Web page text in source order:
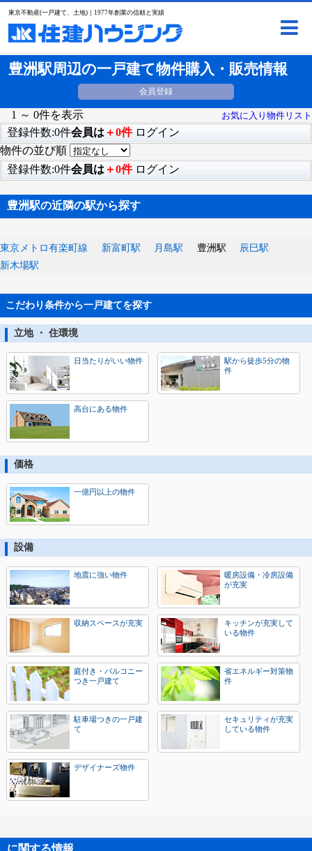
東京不動産(一戸建て、土地)｜1977年創業の信頼と実績
豊洲駅周辺の一戸建て物件購入・販売情報
会員登録
1 ～ 0件を表示 お気に入り物件リスト
登録件数:0件会員は ＋0件 ログイン
物件の並び順
登録件数:0件会員は ＋0件 ログイン
豊洲駅の近隣の駅から探す
東京メトロ有楽町線 新富町駅 月島駅 豊洲駅
辰巳駅
新木場駅
こだわり条件から一戸建てを探す
立地 ・ 住環境
日当たりがいい物件
駅から徒歩5分の物
件
高台にある物件
価格
一億円以上の物件
設備
地震に強い物件
暖房設備・冷房設備
が充実
収納スペースが充実
キッチンが充実して
いる物件
庭付き・バルコニー
つき一戸建て
省エネルギー対策物
件
駐車場つきの一戸建
て
セキュリティが充実
している物件
デザイナーズ物件
に関する情報